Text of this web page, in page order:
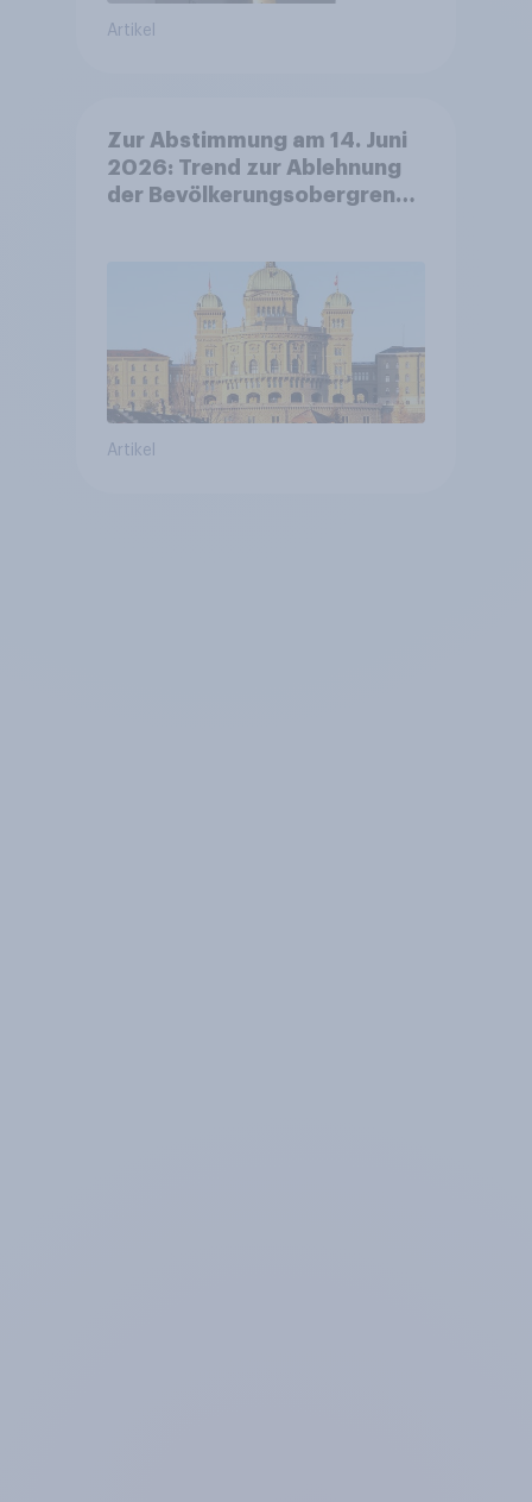
Artikel
Zur Abstimmung am 14. Juni
2026: Trend zur Ablehnung
der Bevölkerungsobergrenze
Zivildienstgesetz sinken
Artikel